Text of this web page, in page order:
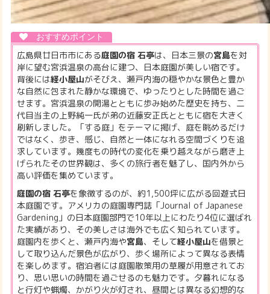
広島県廿日市市にある庭園の宿 石亭は、日本三景の宮島を対
岸に望む宮浜温泉の高台に建つ、日本庭園が美しい宿です。
背後には経小屋山がそびえ、瀬戸内海の穏やかな景色と豊か
な自然に包まれた静かな環境で、ゆったりとした時間を過ご
せます。宮浜温泉の開湯とともに歩み始めた歴史を持ち、二
代目当主の上野純一氏が弟の近藤安正氏とともに宿を大きく
刷新しました。「する庭」をテーマに掲げ、庭を眺めるだけ
ではなく、歩き、感じ、自然と一体になれる空間づくりを追
求しています。幾度もの時代の変化を乗り越えながら磨き上
げられたその世界観は、多くの旅行者を魅了し、国内外から
高い評価を集めています。
庭園の宿 石亭を象徴するのが、約1,500坪に広がる回遊式日
本庭園です。アメリカの庭園専門誌「Journal of Japanese
Gardening」の日本庭園部門で10年以上にわたり4位に選ばれ
た実績があり、その美しさは海外でも広く知られています。
庭園内を歩くと、瀬戸内海や宮島、そして経小屋山を借景と
して取り込んだ景色が広がり、歩く場所によって異なる表情
を楽しめます。宿泊者には庭園散策用の草履が用意されてお
り、思い思いの時間を過ごせるのも魅力です。夕暮れになる
と行灯や蝋燭、かがり火が灯され、昼間とは異なる幻想的な